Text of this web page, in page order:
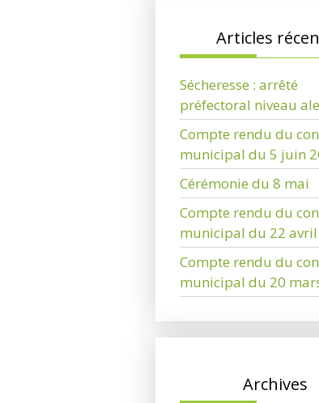
Articles
Sécheresse : arrêté
préfectoral niveau
Compte rendu du
municipal du 5 juin
Cérémonie du 8 mai
Compte rendu du
municipal du 22
Compte rendu du
municipal du 20
Archives